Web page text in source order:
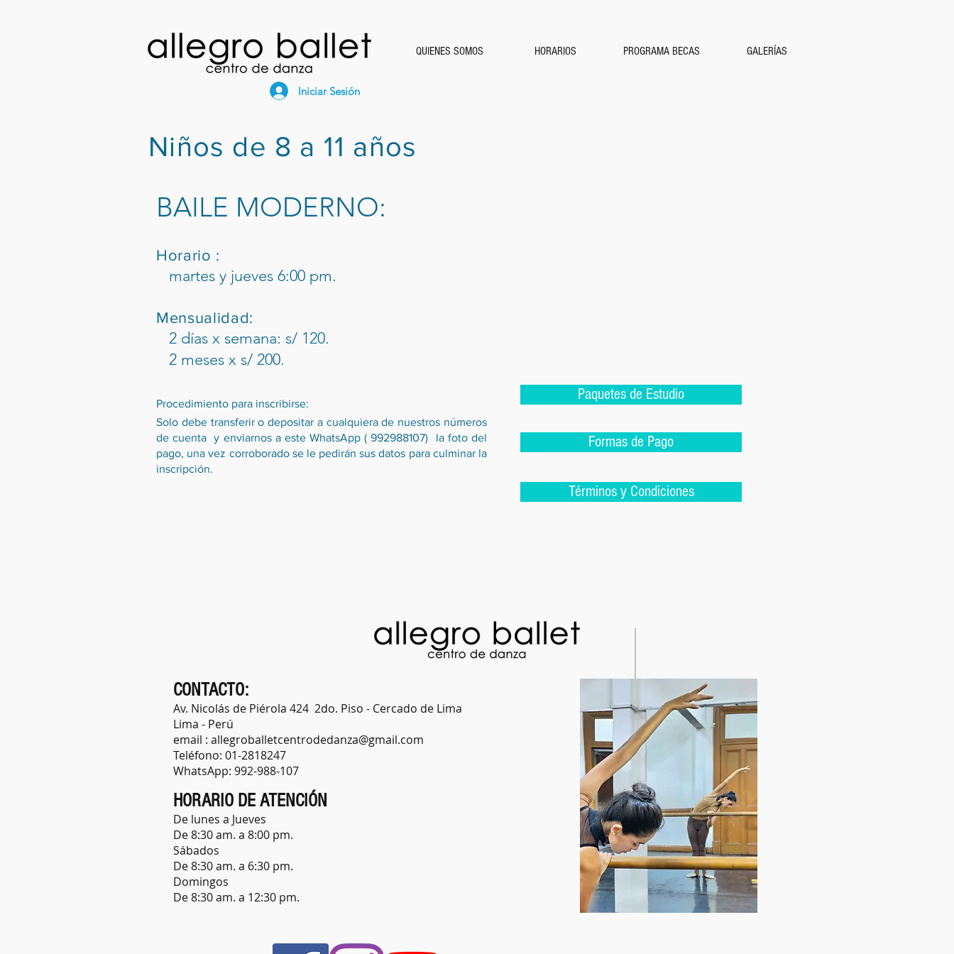
Iniciar Sesión
QUIENES SOMOS HORARIOS PROGRAMA BECAS GALERÍAS
Niños de 8 a 11 años
BAILE MODERNO:
Horario :
martes y jueves 6:00 pm.
Mensualidad:
2 días x semana: s/ 120.
2 meses x s/ 200.
Procedimiento para inscribirse:
Solo debe transferir o depositar a cualquiera de nuestros números
de cuenta y enviarnos a este WhatsApp ( 992988107) la foto del
pago, una vez corroborado se le pedirán sus datos para culminar la
inscripción.
Paquetes de Estudio
Formas de Pago
Términos y Condiciones
CONTACTO:
Av. Nicolás de Piérola 424 2do. Piso - Cercado de Lima
Lima - Perú
email : allegroballetcentrodedanza@gmail.com
Teléfono: 01-2818247
WhatsApp: 992-988-107
HORARIO DE ATENCIÓN
De lunes a Jueves
De 8:30 am. a 8:00 pm.
​Sábados
De 8:30 am. a 6:30 pm.
Domingos
De 8:30 am. a 12:30 pm.